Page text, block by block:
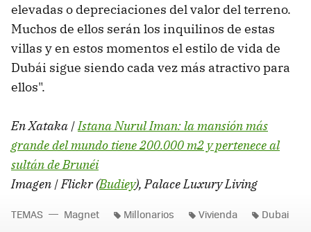
elevadas o depreciaciones del valor del terreno.
Muchos de ellos serán los inquilinos de estas
villas y en estos momentos el estilo de vida de
Dubái sigue siendo cada vez más atractivo para
ellos".
En Xataka | Istana Nurul Iman: la mansión más
grande del mundo tiene 200.000 m2 y pertenece al
sultán de Brunéi
Imagen | Flickr (Budiey), Palace Luxury Living
TEMAS Magnet Millonarios Vivienda Dubai